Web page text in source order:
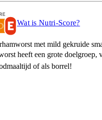
Wat is Nutri-Score?
met mild gekruide
heeft een grote doelgroep,
of als borrel!